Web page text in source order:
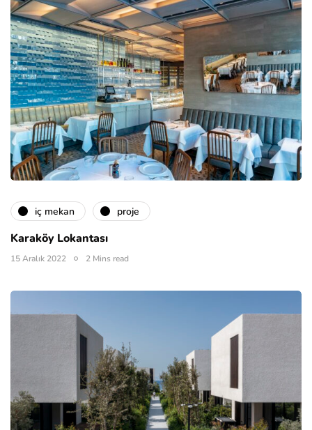
i̇ç mekan proje
Karaköy Lokantası
15 Aralık 2022 2 Mins read